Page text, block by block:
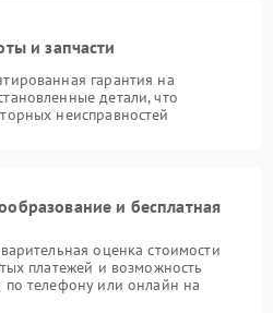
и запчасти
гарантия на
детали, что
неисправностей
и бесплатная
оценка стоимости
платежей и возможность
по телефону или онлайн на